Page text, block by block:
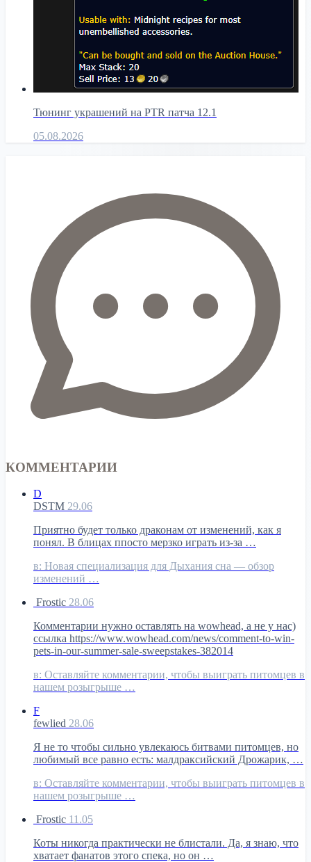
Тюнинг украшений на PTR патча 12.1
05.08.2026
КОММЕНТАРИИ
D
DSTM 29.06
Приятно будет только драконам от изменений, как я
понял. В блицах ппосто мерзко играть из-за …
в: Новая специализация для Дыхания сна — обзор
изменений …
Frostic 28.06
Комментарии нужно оставлять на wowhead, а не у нас)
ссылка https://www.wowhead.com/news/comment-to-win-
pets-in-our-summer-sale-sweepstakes-382014
в: Оставляйте комментарии, чтобы выиграть питомцев в
нашем розыгрыше …
F
fewlied 28.06
Я не то чтобы сильно увлекаюсь битвами питомцев, но
любимый все равно есть: малдраксийский Дрожарик, …
в: Оставляйте комментарии, чтобы выиграть питомцев в
нашем розыгрыше …
Frostic 11.05
Коты никогда практически не блистали. Да, я знаю, что
хватает фанатов этого спека, но он …